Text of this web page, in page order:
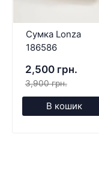
Сумка Lonza
186586
2,500 грн.
3,900 грн.
В кошик